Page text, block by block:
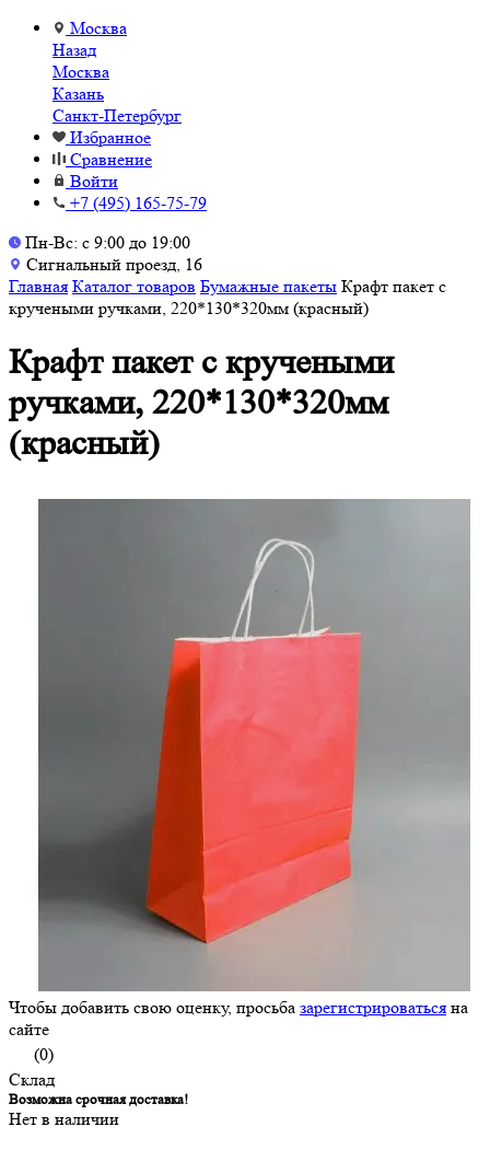
Москва
Назад
Москва
Казань
Санкт-Петербург
Избранное
Сравнение
Войти
+7 (495) 165-75-79
Пн-Вс: с 9:00 до 19:00
Сигнальный проезд, 16
Главная Каталог товаров Бумажные пакеты Крафт пакет с
кручеными ручками, 220*130*320мм (красный)
Крафт пакет с кручеными
ручками, 220*130*320мм
(красный)
Чтобы добавить свою оценку, просьба зарегистрироваться на
сайте
(0)
Склад
Возможна срочная доставка!
Нет в наличии